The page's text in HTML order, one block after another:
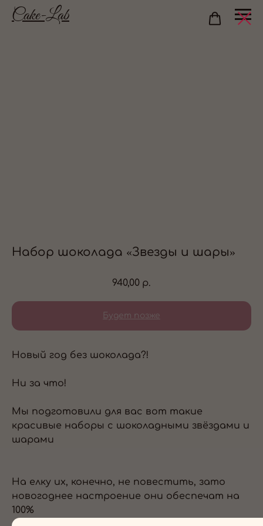
Cake-Lab
Набор шоколада «Звезды и шары»
940,00 р.
Новый год без шоколада?!
Ни за что!
Мы подготовили для вас вот такие
красивые наборы с шоколадными звёздами и
шарами
На елку их, конечно, не повестить, зато
новогоднее настроение они обеспечат на
100%